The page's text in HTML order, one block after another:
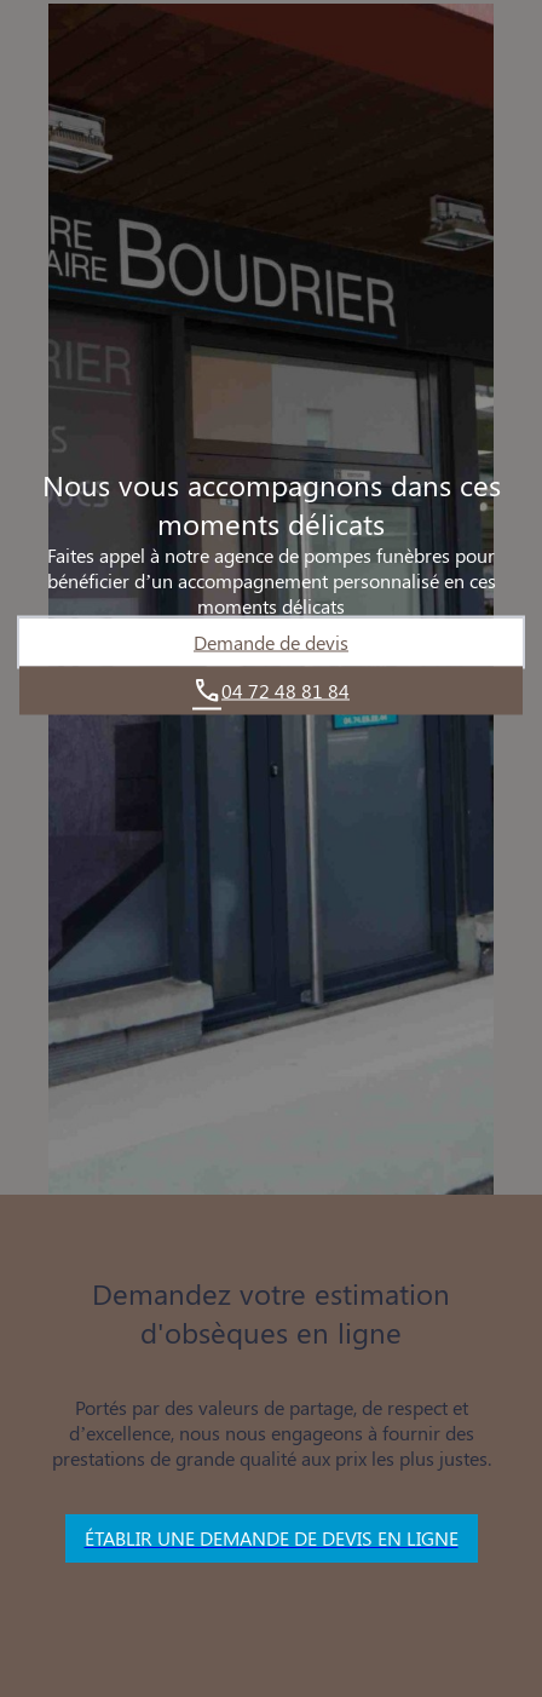
Nous vous accompagnons dans ces
moments délicats
Faites appel à notre agence de pompes funèbres pour
bénéficier d’un accompagnement personnalisé en ces
moments délicats
Demande de devis
04 72 48 81 84
Demandez votre estimation
d'obsèques en ligne
Portés par des valeurs de partage, de respect et
d’excellence, nous nous engageons à fournir des
prestations de grande qualité aux prix les plus justes.
ÉTABLIR UNE DEMANDE DE DEVIS EN LIGNE